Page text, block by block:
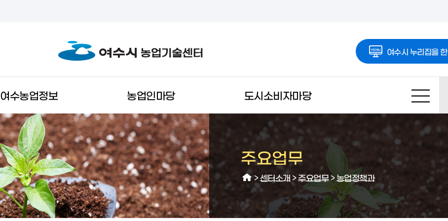
여수시 누리집을
여수농업정보 농업인마당 도시소비자마당
주요업무
> 센터소개 > 주요업무 >농업정책과